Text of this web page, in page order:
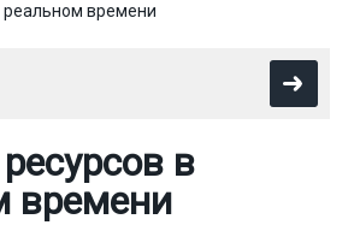
реальном времени
в
времени